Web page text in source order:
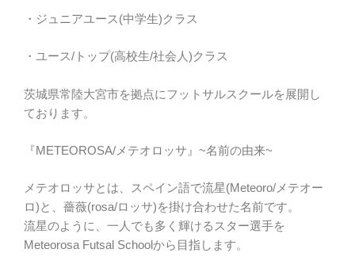
・ジュニアユース(中学生)クラス
・ユース/トップ(高校生/社会人)クラス
茨城県常陸大宮市を拠点にフットサルスクールを展開し
ております。
『METEOROSA/メテオロッサ』~名前の由来~
メテオロッサとは、スペイン語で流星(Meteoro/メテオー
ロ)と、薔薇(rosa/ロッサ)を掛け合わせた名前です。
流星のように、一人でも多く輝けるスター選手を
Meteorosa Futsal Schoolから目指します。